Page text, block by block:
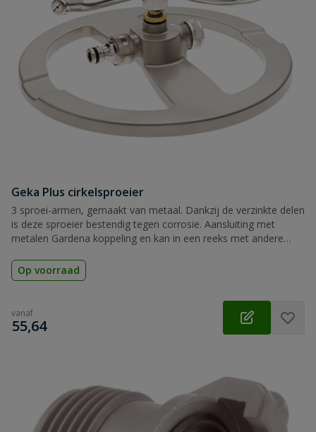
Geka Plus cirkelsproeier
3 sproei-armen, gemaakt van metaal. Dankzij de verzinkte delen
is deze sproeier bestendig tegen corrosie. Aansluiting met
metalen Gardena koppeling en kan in een reeks met andere
Op voorraad
vanaf
€
55,64